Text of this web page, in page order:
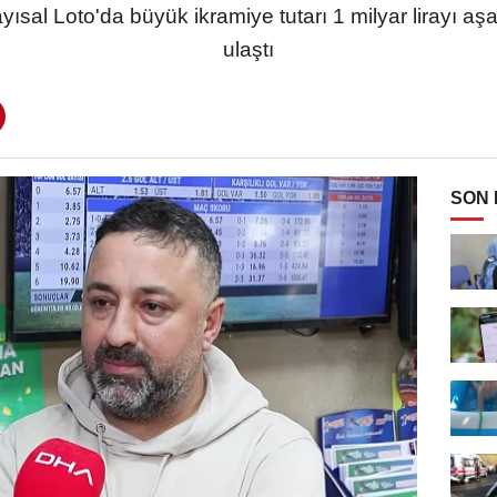
Loto'da büyük ikramiye tutarı 1 milyar lirayı
ulaştı
SON